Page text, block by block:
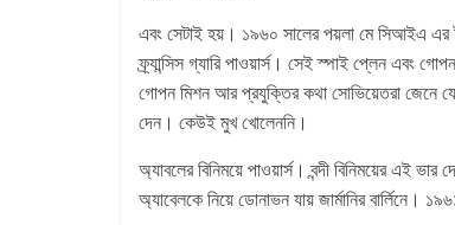
এবং সেটাই হয়। ১৯৬০ সালের পয়লা মে সিআইএ এর
ফ্র্যান্সিস গ্যারি পাওয়ার্স। সেই স্পাই প্লেন এবং
গোপন মিশন আর প্রযুক্তির কথা সোভিয়েতরা জেনে
দেন। কেউই মুখ খোলেননি।
অ্যাবলের বিনিময়ে পাওয়ার্স। বন্দী বিনিময়ের এই
অ্যাবেলকে নিয়ে ডোনাভন যায় জার্মানির বার্লিনে।